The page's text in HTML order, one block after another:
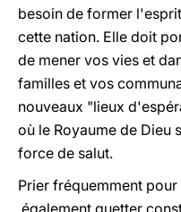
besoin de former
cette nation. Elle doit
de mener vos vies et
familles et vos
nouveaux "lieux
où le Royaume de Dieu
force de salut.
Prier fréquemment
également guetter